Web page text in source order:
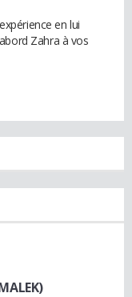
en lui
Zahra à vos